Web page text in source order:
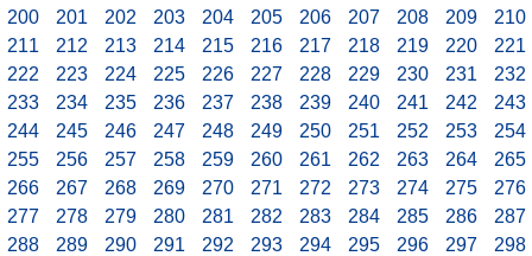
200
201 202 203 204 205 206 207 208 209
210
211
212 213 214 215 216 217 218 219 220
221
222
223 224 225 226 227 228 229 230 231
232
233
234 235 236 237 238 239 240 241 242
243
244
245 246 247 248 249 250 251 252 253
254
255
256 257 258 259 260 261 262 263 264
265
266
267 268 269 270 271 272 273 274 275
276
277
278 279 280 281 282 283 284 285 286
287
288
289 290 291 292 293 294 295 296 297
298